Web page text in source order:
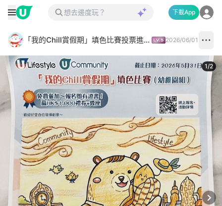
下載App
「我的Chill賞假期」填色比賽投票進行中✅ 2026/06/01
1/2